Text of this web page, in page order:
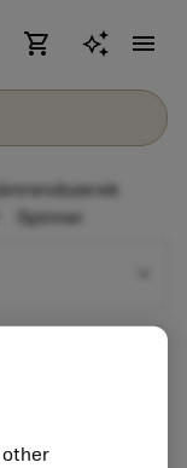
shopping_cart menu
Spinner
other